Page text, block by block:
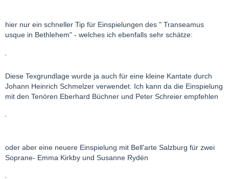
hier nur ein schneller Tip für Einspielungen des " Transeamus
usque in Bethlehem" - welches ich ebenfalls sehr schätze:
Diese Texgrundlage wurde ja auch für eine kleine Kantate durch
Johann Heinrich Schmelzer verwendet. Ich kann da die Einspielung
mit den Tenören Eberhard Büchner und Peter Schreier empfehlen
oder aber eine neuere Einspielung mit Bell'arte Salzburg für zwei
Soprane- Emma Kirkby und Susanne Rydén